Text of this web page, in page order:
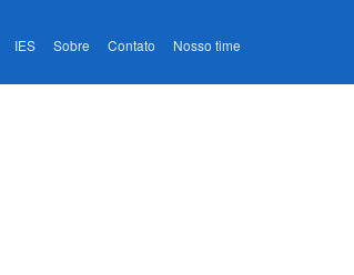
IES Sobre Contato Nosso time